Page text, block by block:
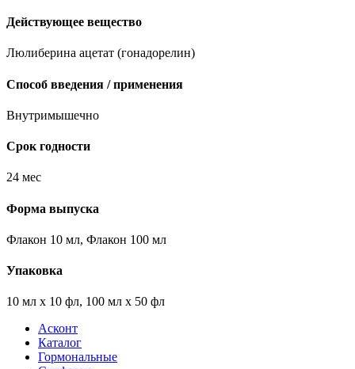
Действующее вещество
Люлиберина ацетат (гонадорелин)
Способ введения / применения
Внутримышечно
Срок годности
24 мес
Форма выпуска
Флакон 10 мл, Флакон 100 мл
Упаковка
10 мл х 10 фл, 100 мл х 50 фл
Асконт
Каталог
Гормональные